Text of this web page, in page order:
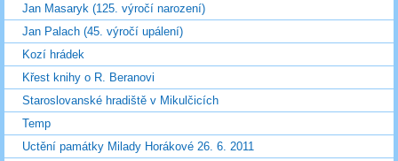
Jan Masaryk (125. výročí narození)
Jan Palach (45. výročí upálení)
Kozí hrádek
Křest knihy o R. Beranovi
Staroslovanské hradiště v Mikulčicích
Temp
Uctění památky Milady Horákové 26. 6. 2011